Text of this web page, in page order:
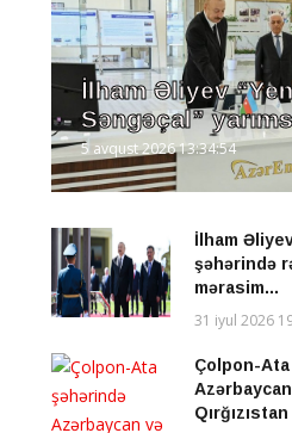
İlham Əliyev
Səngəçal”
5 avqust 2026 13:34:54
İlham
şəhərində
mərasim...
31 iyul 2026
Çolpon-